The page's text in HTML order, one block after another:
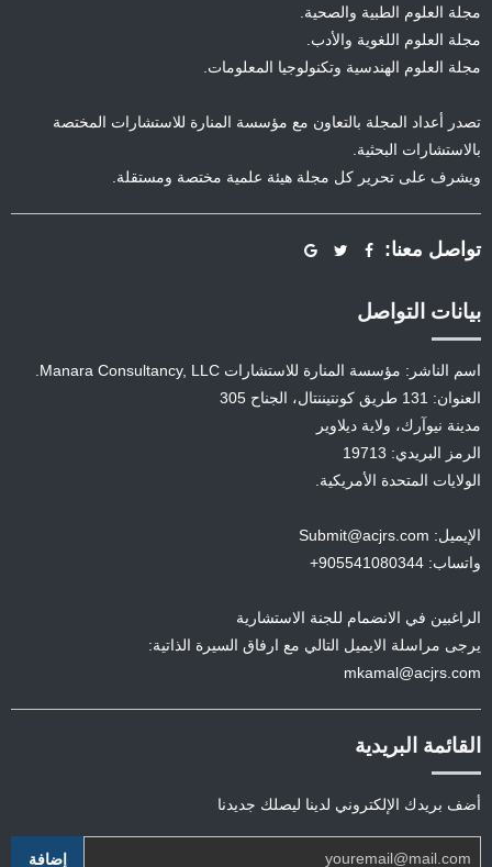
مجلة العلوم الطبية والصحية.
مجلة العلوم اللغوية والأدب.
مجلة العلوم الهندسية وتكنولوجيا المعلومات.
تصدر أعداد المجلة بالتعاون مع مؤسسة المنارة للاستشارات المختصة
بالاستشارات البحثية.
ويشرف على تحرير كل مجلة هيئة علمية مختصة ومستقلة.
تواصل معنا:
بيانات التواصل
اسم الناشر: مؤسسة المنارة للاستشارات Manara Consultancy, LLC.
العنوان: 131 طريق كونتيننتال، الجناح 305
مدينة نيوآرك، ولاية ديلاوير
الرمز البريدي: 19713
الولايات المتحدة الأمريكية.
الإيميل: Submit@acjrs.com
واتساب: 905541080344+
الراغبين في الانضمام للجنة الاستشارية
يرجى مراسلة الايميل التالي مع ارفاق السيرة الذاتية:
mkamal@acjrs.com
القائمة البريدية
أضف بريدك الإلكتروني لدينا ليصلك جديدنا